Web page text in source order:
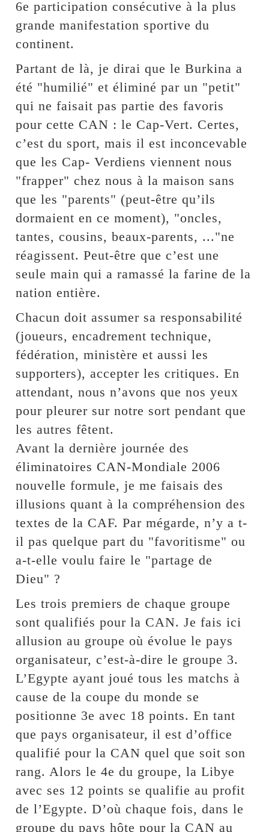
6e participation consécutive à la plus
grande manifestation sportive du
continent.
Partant de là, je dirai que le Burkina a
été "humilié" et éliminé par un "petit"
qui ne faisait pas partie des favoris
pour cette CAN : le Cap-Vert. Certes,
c’est du sport, mais il est inconcevable
que les Cap- Verdiens viennent nous
"frapper" chez nous à la maison sans
que les "parents" (peut-être qu’ils
dormaient en ce moment), "oncles,
tantes, cousins, beaux-parents, ..."ne
réagissent. Peut-être que c’est une
seule main qui a ramassé la farine de la
nation entière.
Chacun doit assumer sa responsabilité
(joueurs, encadrement technique,
fédération, ministère et aussi les
supporters), accepter les critiques. En
attendant, nous n’avons que nos yeux
pour pleurer sur notre sort pendant que
les autres fêtent.
Avant la dernière journée des
éliminatoires CAN-Mondiale 2006
nouvelle formule, je me faisais des
illusions quant à la compréhension des
textes de la CAF. Par mégarde, n’y a t-
il pas quelque part du "favoritisme" ou
a-t-elle voulu faire le "partage de
Dieu" ?
Les trois premiers de chaque groupe
sont qualifiés pour la CAN. Je fais ici
allusion au groupe où évolue le pays
organisateur, c’est-à-dire le groupe 3.
L’Egypte ayant joué tous les matchs à
cause de la coupe du monde se
positionne 3e avec 18 points. En tant
que pays organisateur, il est d’office
qualifié pour la CAN quel que soit son
rang. Alors le 4e du groupe, la Libye
avec ses 12 points se qualifie au profit
de l’Egypte. D’où chaque fois, dans le
groupe du pays hôte pour la CAN au